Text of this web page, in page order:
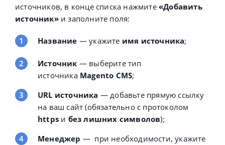
источников, в конце списка нажмите«Добавить
источник»и заполните поля:
Название — укажите имя источника;
Источник — выберите тип
источника Magento CMS;
URL источника — добавьте прямую ссылку
на ваш сайт (обязательно с протоколом
https и без лишних символов);
Менеджер — при необходимости, укажите